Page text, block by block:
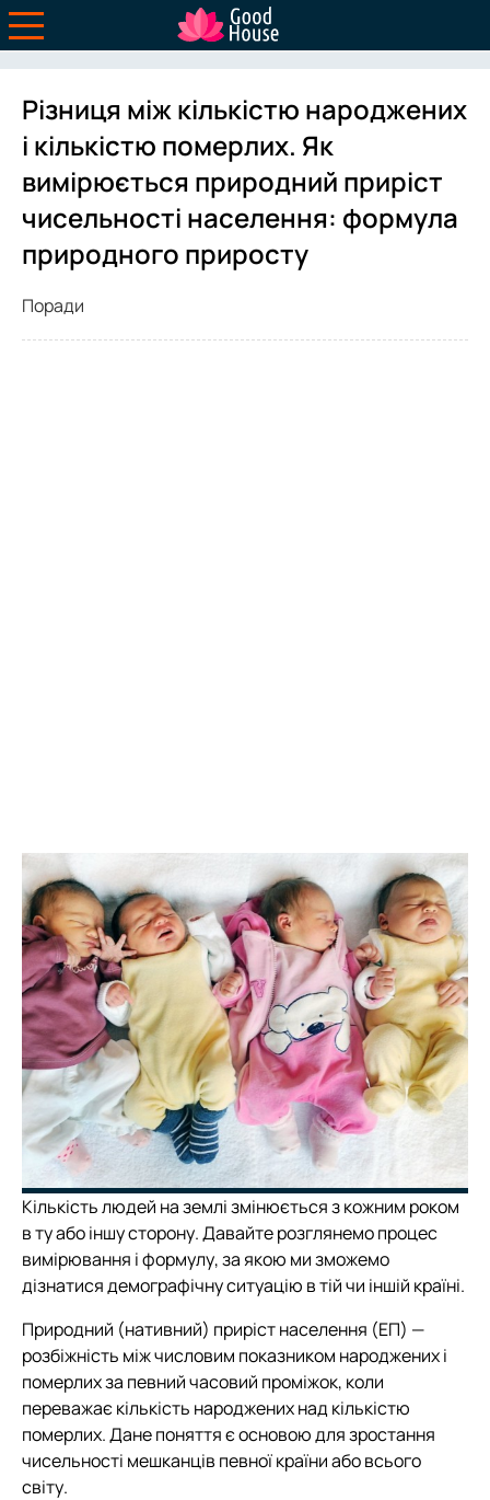
Різниця між кількістю народжених
і кількістю померлих. Як
вимірюється природний приріст
чисельності населення: формула
природного приросту
Поради
Кількість людей на землі змінюється з кожним роком
в ту або іншу сторону. Давайте розглянемо процес
вимірювання і формулу, за якою ми зможемо
дізнатися демографічну ситуацію в тій чи іншій країні.
Природний (нативний) приріст населення (ЕП) —
розбіжність між числовим показником народжених і
померлих за певний часовий проміжок, коли
переважає кількість народжених над кількістю
померлих. Дане поняття є основою для зростання
чисельності мешканців певної країни або всього
світу.